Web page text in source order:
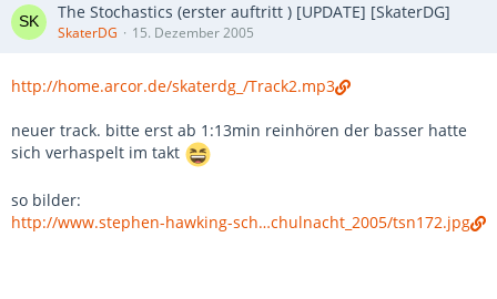
The Stochastics (erster auftritt ) [UPDATE] [SkaterDG]
SkaterDG 15. Dezember 2005
http://home.arcor.de/skaterdg_/Track2.mp3
neuer track. bitte erst ab 1:13min reinhören der basser hatte
sich verhaspelt im takt
so bilder:
http://www.stephen-hawking-sch…chulnacht_2005/tsn172.jpg